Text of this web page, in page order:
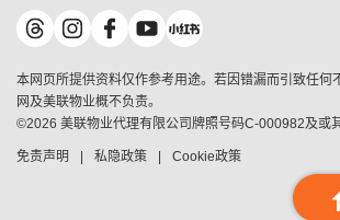
转按计算机
缴款方式
小区成交排行榜
地区百科
美联精英会
美善会
地产经纪人管理协会
申报已递交的购楼开盘
美联物业
鋑联控股*
美联工商铺*
美联中国
美联澳门
美联金融集团
本网页所提供资料仅作参考用途。若因错漏而引致任何
网及美联物业概不负责。
©2026 美联物业代理有限公司牌照号码C-000982及或
免责声明 私隐政策 Cookie政策